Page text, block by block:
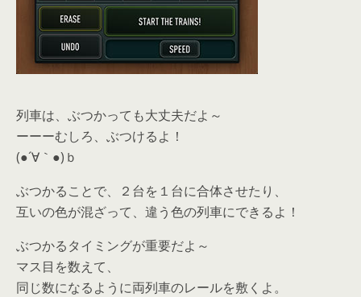
列車は、ぶつかっても大丈夫だよ～
ーーーむしろ、ぶつけるよ！
(●´∀｀●)ｂ
ぶつかることで、２台を１台に合体させたり、
互いの色が混ざって、違う色の列車にできるよ！
ぶつかるタイミングが重要だよ～
マス目を数えて、
同じ数になるように両列車のレールを敷くよ。